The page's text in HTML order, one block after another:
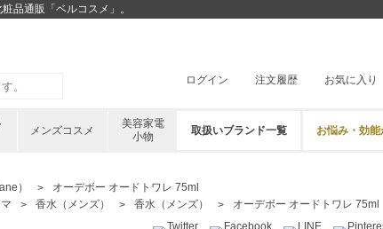
品通販「ベルコスメ」。
ログイン 注文履歴 お気に入り
メンズコスメ
美容家電
小物
取扱いブランド一覧 お悩み・効
）
オーデボー オードトワレ 75ml
香水（メンズ） 香水（メンズ） オーデボー オードトワレ 75ml